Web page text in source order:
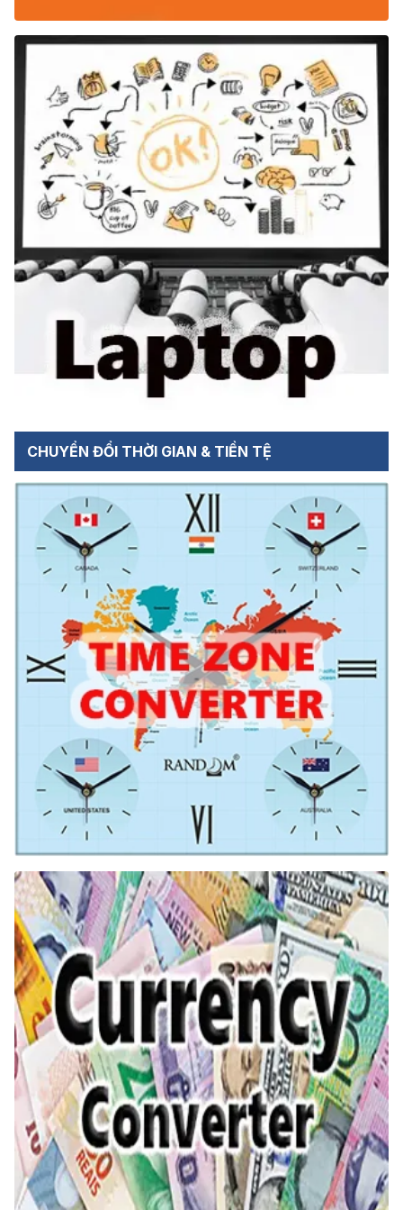
CHUYỂN ĐỔI THỜI GIAN & TIỀN TỆ